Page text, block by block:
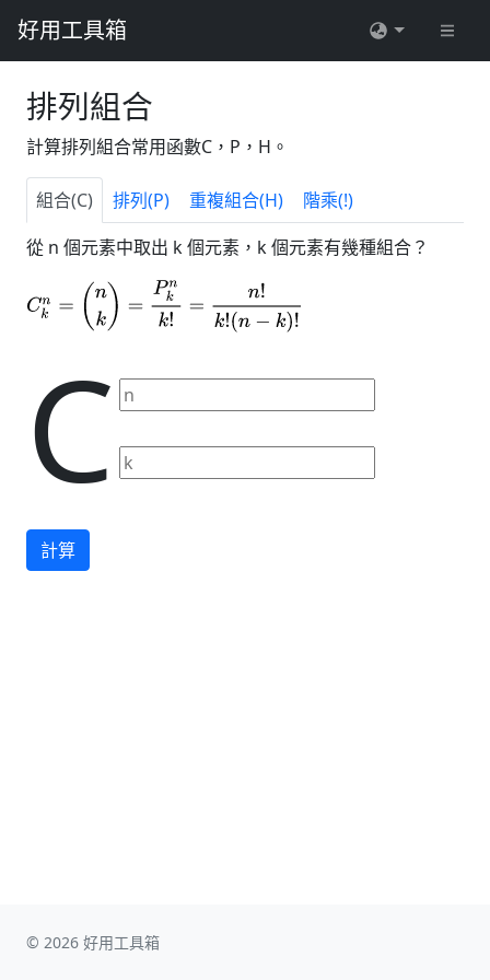
好用工具箱
排列組合
計算排列組合常用函數C，P，H。
組合(C) 排列(P) 重複組合(H)
階乘(!)
從 n 個元素中取出 k 個元素，k 個元素有幾種組合？
C
計算
© 2026 好用工具箱